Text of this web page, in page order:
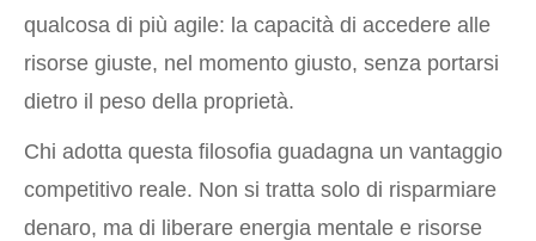
qualcosa di più agile: la capacità di accedere alle
risorse giuste, nel momento giusto, senza portarsi
dietro il peso della proprietà.
Chi adotta questa filosofia guadagna un vantaggio
competitivo reale. Non si tratta solo di risparmiare
denaro, ma di liberare energia mentale e risorse